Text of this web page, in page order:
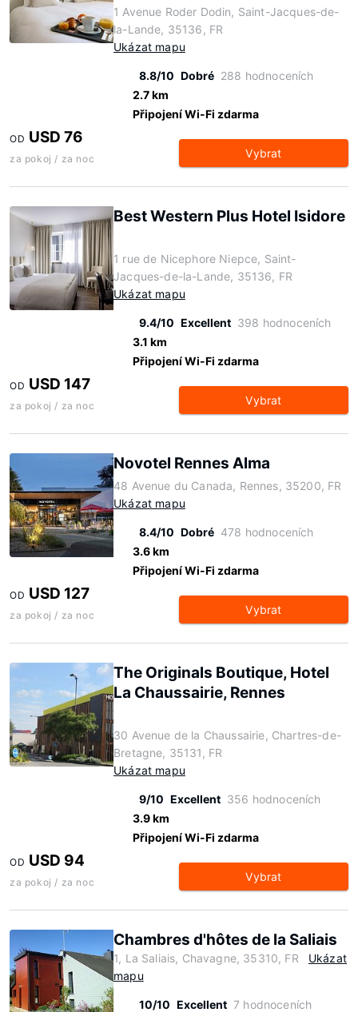
1 Avenue Roder Dodin, Saint-Jacques-de-
la-Lande, 35136, FR
Ukázat mapu
8.8/10 Dobré 288 hodnoceních
2.7 km
Připojení Wi-Fi zdarma
OD USD 76
za pokoj / za noc Vybrat
Best Western Plus Hotel Isidore
1 rue de Nicephore Niepce, Saint-
Jacques-de-la-Lande, 35136, FR
Ukázat mapu
9.4/10 Excellent 398 hodnoceních
3.1 km
Připojení Wi-Fi zdarma
OD USD 147
za pokoj / za noc Vybrat
Novotel Rennes Alma
48 Avenue du Canada, Rennes, 35200, FR
Ukázat mapu
8.4/10 Dobré 478 hodnoceních
3.6 km
Připojení Wi-Fi zdarma
OD USD 127
za pokoj / za noc Vybrat
The Originals Boutique, Hotel
La Chaussairie, Rennes
30 Avenue de la Chaussairie, Chartres-de-
Bretagne, 35131, FR
Ukázat mapu
9/10 Excellent 356 hodnoceních
3.9 km
Připojení Wi-Fi zdarma
OD USD 94
za pokoj / za noc Vybrat
Chambres d'hôtes de la Saliais
1, La Saliais, Chavagne, 35310, FR
Ukázat
mapu
10/10 Excellent 7 hodnoceních